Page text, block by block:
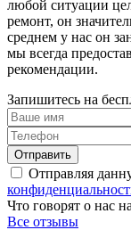
любой ситуации
ремонт, он
среднем у нас он
мы всегда
рекомендации.
Запишитесь на
Отправить
Отправляя
Что говорят о нас
Все отзывы